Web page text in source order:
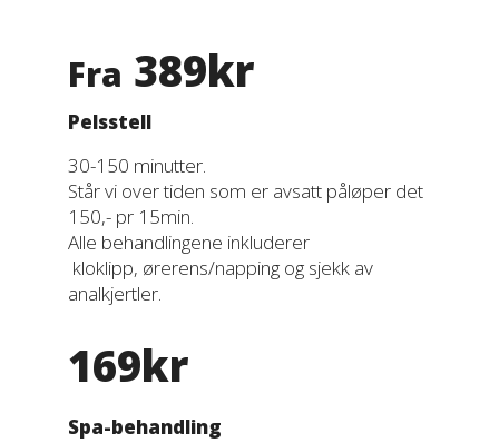
Fra 389kr
Pelsstell
30-150 minutter.
Står vi over tiden som er avsatt påløper det
150,- pr 15min.
Alle behandlingene inkluderer
kloklipp, ørerens/napping og sjekk av
analkjertler.
169kr
Spa-behandling